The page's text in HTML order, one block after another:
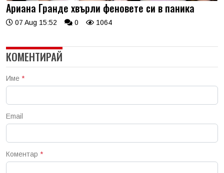
Ариана Гранде хвърли феновете си в паника
07 Aug 15:52 0 1064
КОМЕНТИРАЙ
Име *
Email
Коментар *